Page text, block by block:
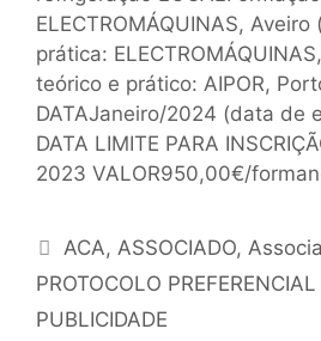
ELECTROMÁQUINAS,
prática:
teórico e prático: AIPOR,
DATAJaneiro/2024 (data de
DATA LIMITE PARA
2023 VALOR950,00€/
ACA, ASSOCIADO,
PROTOCOLO
PUBLICIDADE